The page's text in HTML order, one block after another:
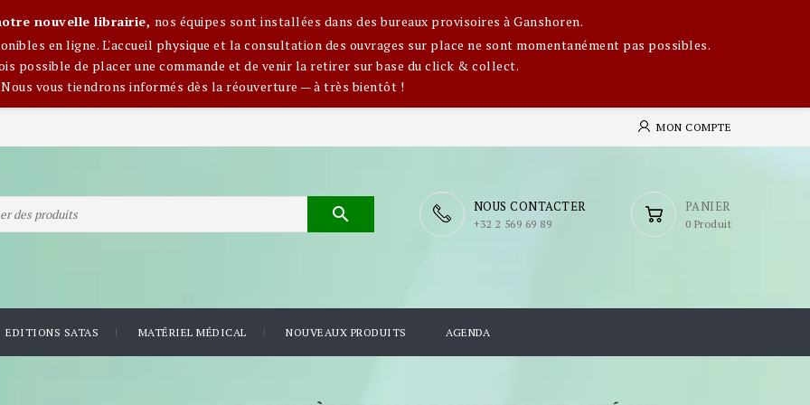
nouvelle librairie, nos équipes sont installées dans des bureaux provisoires à Ganshoren.
en ligne. L'accueil physique et la consultation des ouvrages sur place ne sont momentanément pas possibles.
possible de placer une commande et de venir la retirer sur base du click & collect.
Nous vous tiendrons informés dès la réouverture — à très bientôt !
MON COMPTE
PANIER
0 Produit
NOUS CONTACTER
​+32 2 569 69 89

EDITIONS SATAS MATÉRIEL MÉDICAL NOUVEAUX PRODUITS AGENDA